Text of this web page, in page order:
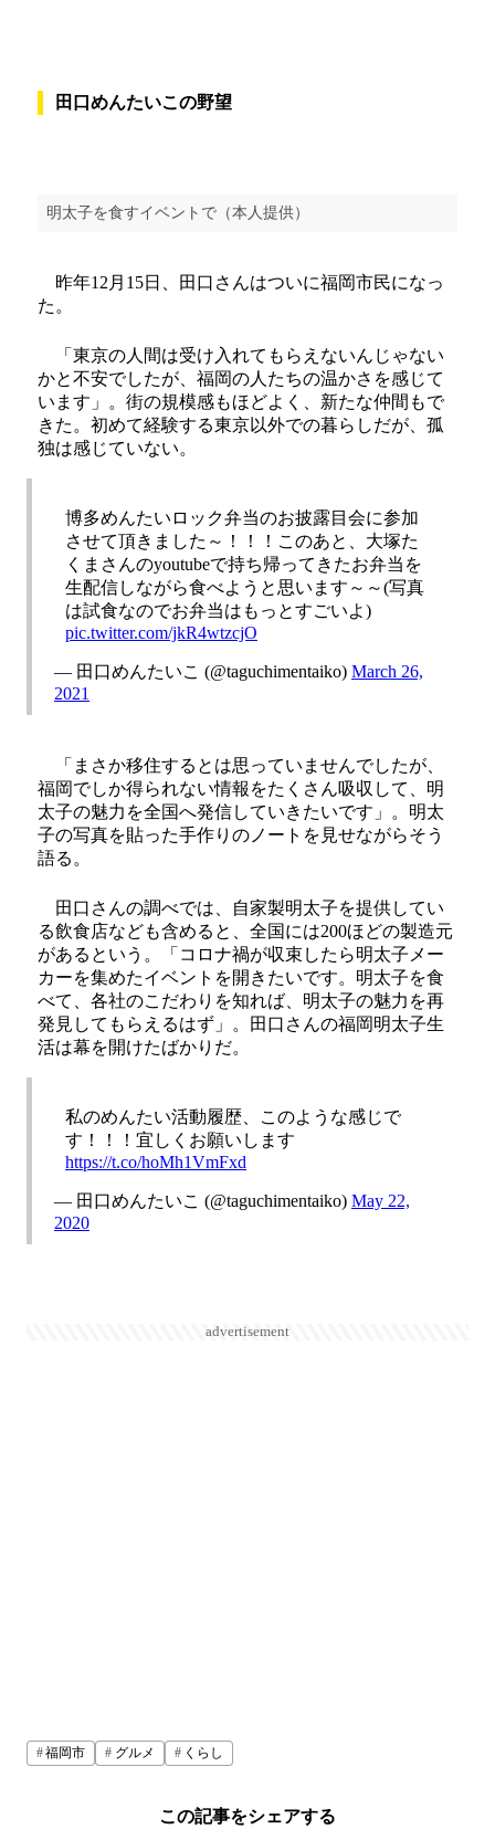
田口めんたいこの野望
明太子を食すイベントで（本人提供）
昨年12月15日、田口さんはついに福岡市民になっ
た。
「東京の人間は受け入れてもらえないんじゃない
かと不安でしたが、福岡の人たちの温かさを感じて
います」。街の規模感もほどよく、新たな仲間もで
きた。初めて経験する東京以外での暮らしだが、孤
独は感じていない。
博多めんたいロック弁当のお披露目会に参加
させて頂きました～！！！このあと、大塚た
くまさんのyoutubeで持ち帰ってきたお弁当を
生配信しながら食べようと思います～～(写真
は試食なのでお弁当はもっとすごいよ)
pic.twitter.com/jkR4wtzcjO
— 田口めんたいこ (@taguchimentaiko) March 26,
2021
「まさか移住するとは思っていませんでしたが、
福岡でしか得られない情報をたくさん吸収して、明
太子の魅力を全国へ発信していきたいです」。明太
子の写真を貼った手作りのノートを見せながらそう
語る。
田口さんの調べでは、自家製明太子を提供してい
る飲食店なども含めると、全国には200ほどの製造元
があるという。「コロナ禍が収束したら明太子メー
カーを集めたイベントを開きたいです。明太子を食
べて、各社のこだわりを知れば、明太子の魅力を再
発見してもらえるはず」。田口さんの福岡明太子生
活は幕を開けたばかりだ。
私のめんたい活動履歴、このような感じで
す！！！宜しくお願いします
https://t.co/hoMh1VmFxd
— 田口めんたいこ (@taguchimentaiko) May 22,
2020
advertisement
福岡市 グルメ くらし
この記事をシェアする